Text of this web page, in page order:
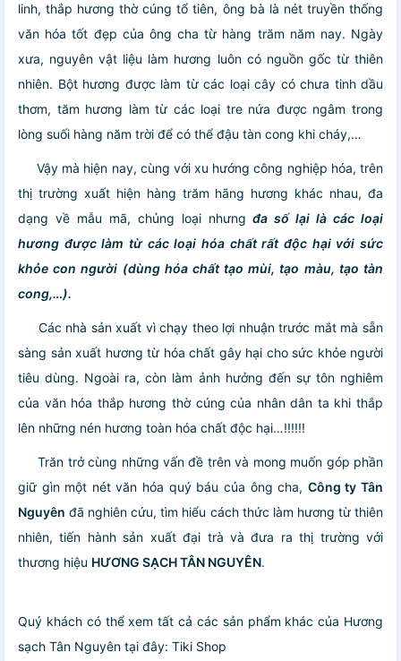
linh, thắp hương thờ cúng tổ tiên, ông bà là nét truyền thống
văn hóa tốt đẹp của ông cha từ hàng trăm năm nay. Ngày
xưa, nguyên vật liệu làm hương luôn có nguồn gốc từ thiên
nhiên. Bột hương được làm từ các loại cây có chưa tinh dầu
thơm, tăm hương làm từ các loại tre nứa được ngâm trong
lòng suối hàng năm trời để có thể đậu tàn cong khi cháy,…
Vậy mà hiện nay, cùng với xu hướng công nghiệp hóa, trên
thị trường xuất hiện hàng trăm hãng hương khác nhau, đa
dạng về mẫu mã, chủng loại nhưngđa số lại là các loại
hương được làm từ các loại hóa chất rất độc hại với sức
khỏe con người (dùng hóa chất tạo mùi, tạo màu, tạo tàn
cong,…).
Các nhà sản xuất vì chạy theo lợi nhuận trước mắt mà sẵn
sàng sản xuất hương từ hóa chất gây hại cho sức khỏe người
tiêu dùng. Ngoài ra, còn làm ảnh hưởng đến sự tôn nghiêm
của văn hóa thắp hương thờ cúng của nhân dân ta khi thắp
lên những nén hương toàn hóa chất độc hại…!!!!!!
Trăn trở cùng những vấn đề trên và mong muốn góp phần
giữ gìn một nét văn hóa quý báu của ông cha, Công ty Tân
Nguyên đã nghiên cứu, tìm hiểu cách thức làm hương từ thiên
nhiên, tiến hành sản xuất đại trà và đưa ra thị trường với
thương hiệu HƯƠNG SẠCH TÂN NGUYÊN.
Quý khách có thể xem tất cả các sản phẩm khác của Hương
sạch Tân Nguyên tại đây: Tiki Shop